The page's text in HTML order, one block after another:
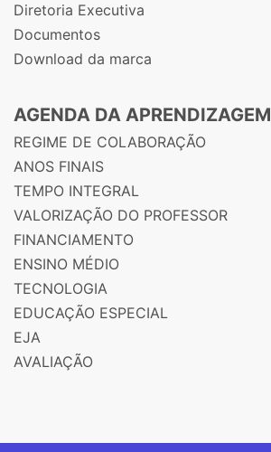
Diretoria Executiva
Documentos
Download da marca
AGENDA DA APRENDIZAGEM
REGIME DE COLABORAÇÃO
ANOS FINAIS
TEMPO INTEGRAL
VALORIZAÇÃO DO PROFESSOR
FINANCIAMENTO
ENSINO MÉDIO
TECNOLOGIA
EDUCAÇÃO ESPECIAL
EJA
AVALIAÇÃO